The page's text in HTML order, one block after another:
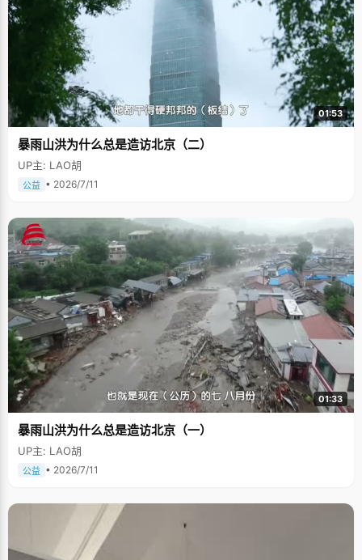
01:53
暴雨山洪为什么总是造访北京（二）
UP主: LAO胡
公益 • 2026/7/11
01:33
暴雨山洪为什么总是造访北京（一）
UP主: LAO胡
公益 • 2026/7/11